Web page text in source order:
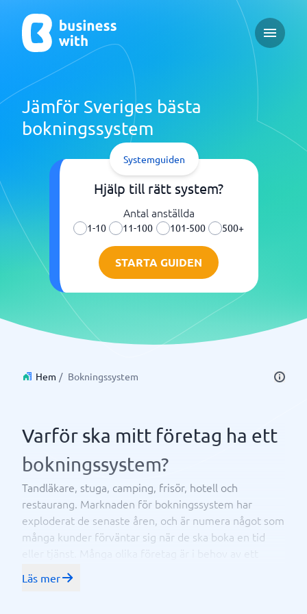
Open
Jämför Sveriges bästa
bokningssystem
Hjälp till rätt system?
Antal anställda
1-10 11-100 101-500 500+
STARTA GUIDEN
Systemguiden
Hem / Bokningssystem
Varför ska mitt företag ha ett
bokningssystem?
Tandläkare, stuga, camping, frisör, hotell och
restaurang. Marknaden för bokningssystem har
exploderat de senaste åren, och är numera något som
många kunder förväntar sig när de ska boka en tid
system, där kunden själv kan boka en tid i kalendern
för massage eller klippning och se pris – eller
Läs mer